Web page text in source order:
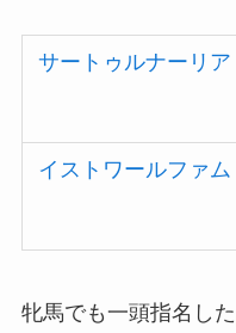
サートゥルナーリア
イストワールファム
牝馬でも一頭指名した